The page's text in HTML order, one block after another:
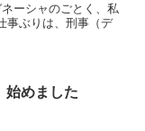
ーシャのごとく、私
事ぶりは、刑事（デ
始めました